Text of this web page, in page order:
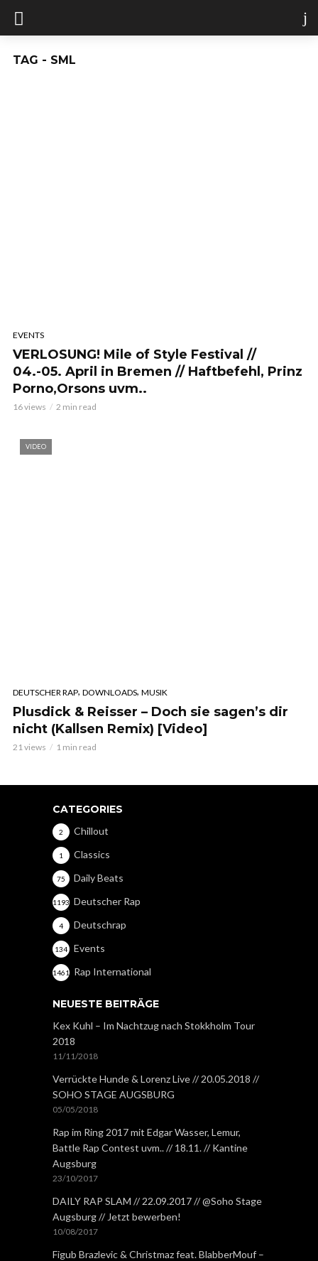
TAG - SML
EVENTS
VERLOSUNG! Mile of Style Festival //
04.-05. April in Bremen // Haftbefehl, Prinz
Porno,Orsons uvm..
16 views 2 min read
VIDEO
DEUTSCHER RAP, DOWNLOADS, MUSIK
Plusdick & Reisser – Doch sie sagen’s dir
nicht (Kallsen Remix) [Video]
21 views 1 min read
CATEGORIES
Chillout
2
Classics
1
Daily Beats
75
Deutscher Rap
1193
Deutschrap
4
Events
134
Rap International
1461
NEUESTE BEITRÄGE
Kex Kuhl – Im Nachtzug nach Stokkholm Tour
2018
11/11/2018
Verrückte Hunde & Lorenz Live // 20.05.2018 //
SOHO STAGE AUGSBURG
05/05/2018
Rap im Ring 2017 mit Edgar Wasser, Lemur,
Battle Rap Contest uvm.. // 18.11. // Kantine
Augsburg
23/10/2017
DAILY RAP SLAM // 22.09.2017 // @Soho Stage
Augsburg // Jetzt bewerben!
10/08/2017
Figub Brazlevic & Christmaz feat. BlabberMouf –